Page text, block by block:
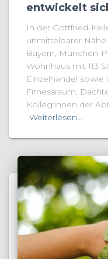
entwickelt
In der Gottfried-
unmittelbarer
Bayern, München-
Wohnhaus mit 113
Einzelhandel sowie
Fitnessraum,
Kolleg:innen der
Weiterlesen…